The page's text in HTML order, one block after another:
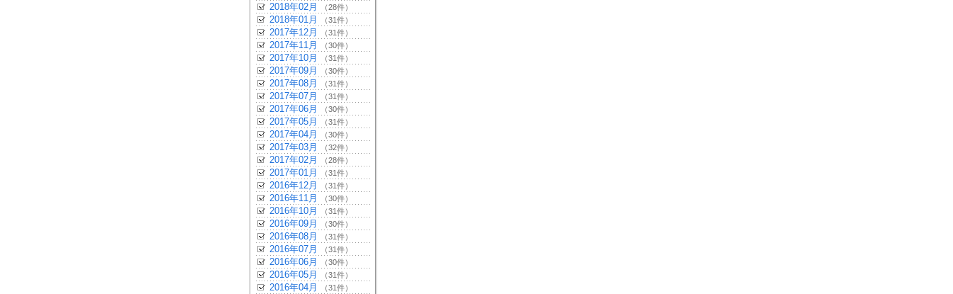
2018年02月 （28件）
2018年01月 （31件）
2017年12月 （31件）
2017年11月 （30件）
2017年10月 （31件）
2017年09月 （30件）
2017年08月 （31件）
2017年07月 （31件）
2017年06月 （30件）
2017年05月 （31件）
2017年04月 （30件）
2017年03月 （32件）
2017年02月 （28件）
2017年01月 （31件）
2016年12月 （31件）
2016年11月 （30件）
2016年10月 （31件）
2016年09月 （30件）
2016年08月 （31件）
2016年07月 （31件）
2016年06月 （30件）
2016年05月 （31件）
2016年04月 （31件）